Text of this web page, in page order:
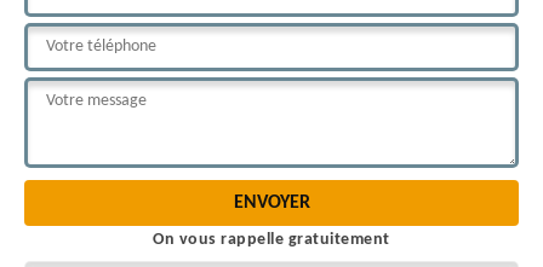
On vous rappelle gratuitement